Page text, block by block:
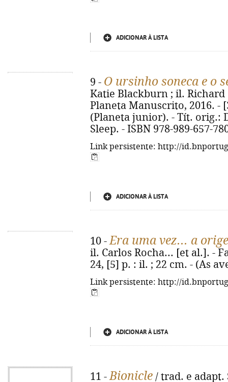
ADICIONAR À LISTA
9 - O ursinho soneca e o
Katie Blackburn ; il. Richard
Planeta Manuscrito, 2016. -
(Planeta junior). - Tít. orig.:
Sleep. - ISBN 978-989-657-
Link persistente: http://
ADICIONAR À LISTA
10 -Era uma vez... a
il. Carlos Rocha... [et al.]. -
24, [5] p. : il. ; 22 cm. - (As
Link persistente: http://
ADICIONAR À LISTA
11 -Bionicle / trad. e adapt.